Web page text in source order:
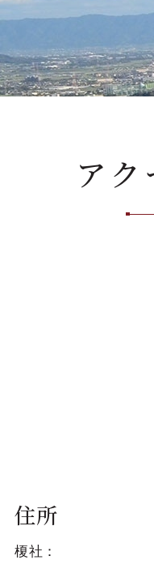
ア
住所
榎社：